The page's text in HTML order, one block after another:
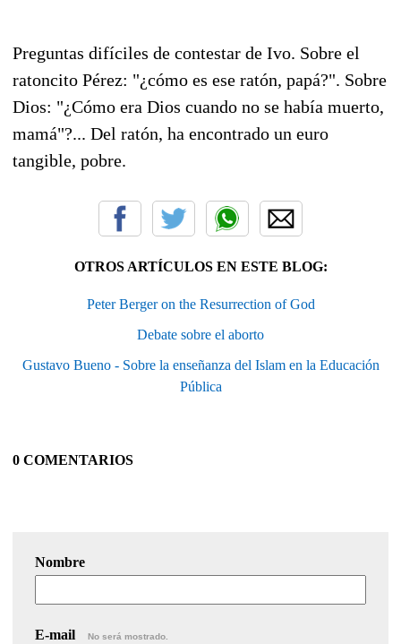
Preguntas difíciles de contestar de Ivo. Sobre el
ratoncito Pérez: "¿cómo es ese ratón, papá?". Sobre
Dios: "¿Cómo era Dios cuando no se había muerto,
mamá"?... Del ratón, ha encontrado un euro
tangible, pobre.
OTROS ARTÍCULOS EN ESTE BLOG:
Peter Berger on the Resurrection of God
Debate sobre el aborto
Gustavo Bueno - Sobre la enseñanza del Islam en la Educación
Pública
0 COMENTARIOS
Nombre
E-mail No será mostrado.